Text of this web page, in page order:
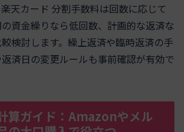
天カード 分割手数料は回数に応じて
資金繰りなら低回数、計画的な返済な
検討します。繰上返済や臨時返済の手
済日の変更ルールも事前確認が有効で
算ガイド：Amazonやメル